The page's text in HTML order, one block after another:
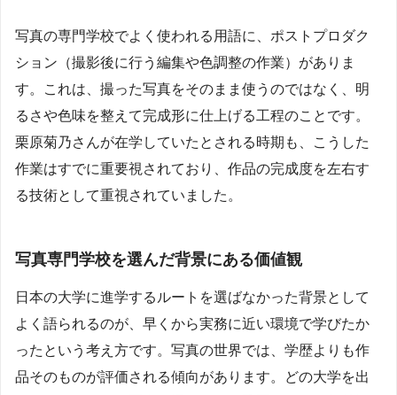
写真の専門学校でよく使われる用語に、ポストプロダク
ション（撮影後に行う編集や色調整の作業）がありま
す。これは、撮った写真をそのまま使うのではなく、明
るさや色味を整えて完成形に仕上げる工程のことです。
栗原菊乃さんが在学していたとされる時期も、こうした
作業はすでに重要視されており、作品の完成度を左右す
る技術として重視されていました。
写真専門学校を選んだ背景にある価値観
日本の大学に進学するルートを選ばなかった背景として
よく語られるのが、早くから実務に近い環境で学びたか
ったという考え方です。写真の世界では、学歴よりも作
品そのものが評価される傾向があります。どの大学を出